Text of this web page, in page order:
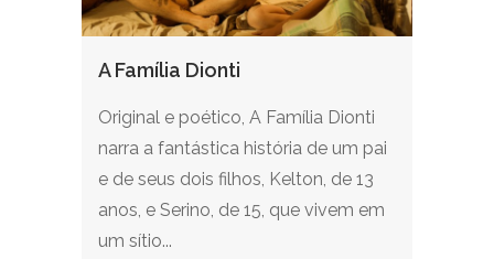
A Família Dionti
Original e poético, A Família Dionti
narra a fantástica história de um pai
e de seus dois filhos, Kelton, de 13
anos, e Serino, de 15, que vivem em
um sítio...